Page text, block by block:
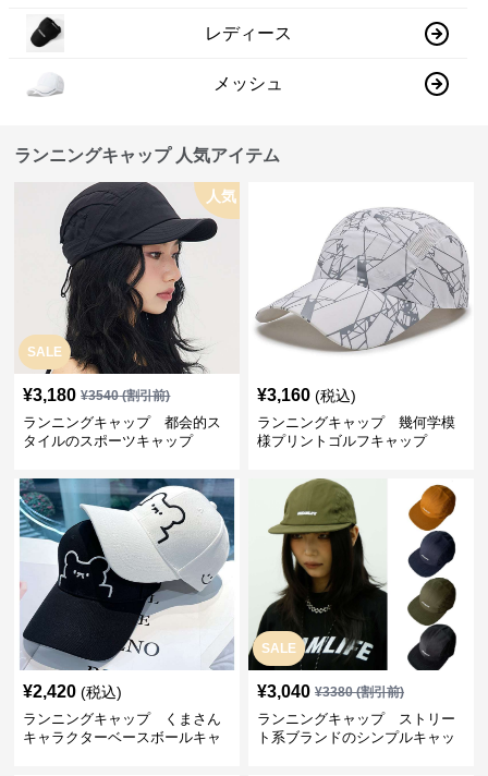
レディース
メッシュ
ランニングキャップ 人気アイテム
SALE
人気
¥3,180 ¥3540(割引前)
ランニングキャップ 都会的ス
タイルのスポーツキャップ
¥3,160 (税込)
ランニングキャップ 幾何学模
様プリントゴルフキャップ
¥2,420 (税込)
ランニングキャップ くまさん
キャラクターベースボールキャ
SALE
¥3,040 ¥3380(割引前)
ランニングキャップ ストリー
ト系ブランドのシンプルキャッ